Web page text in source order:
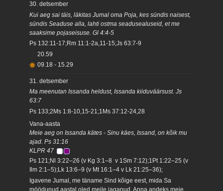
30. detsember
Kui aeg sai täis, läkitas Jumal oma Poja, kes sündis naisest,
sündis Seaduse alla, lahti ostma seadusealuseid, et me
saaksime pojaseisuse. Gl 4:4-5
Ps 132:11-17;Rm 11:1-2a,11-15;Js 63:7-9
20.59
09.18 - 15.29
31. detsember
Ma meenutan Issanda heldust, Issanda kiiduväärsust. Js
63:7
Ps 133;2Ms 1:8-10,15-21;1Ms 37:12-24,28
Vana-aasta
Meie aeg on Issanda kätes - Sinu käes, Issand, on kõik mu
ajad. Ps 31:16
KLPR 47
Ps 121;Nl 3:22–26 (v Kg 3:1–8 v 1Sm 7:12);1Pt 1:22–25 (v
Ilm 2:1–5);Lk 13:6–9 (v Mt 16:1–4 v Lk 21:25–36);
Igavene Jumal, me täname Sind kõige eest, mida Sa
möödunud aastal oled meile jaganud. Anna andeks meie